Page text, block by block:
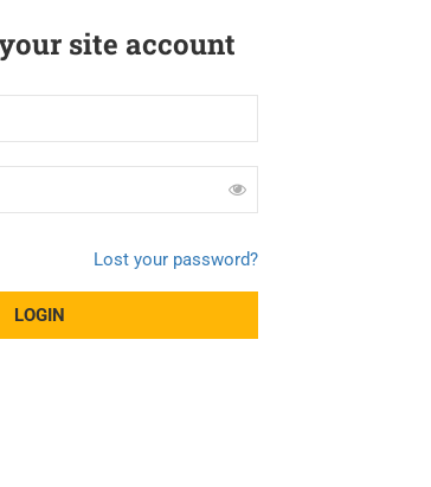
site account
Lost your password?